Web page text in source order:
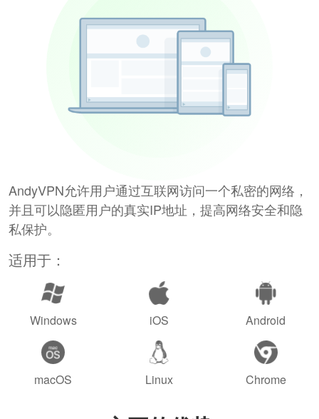
AndyVPN允许用户通过互联网访问一个私密的网络，
并且可以隐匿用户的真实IP地址，提高网络安全和隐
私保护。
适用于：
Windows iOS Android
macOS Linux Chrome